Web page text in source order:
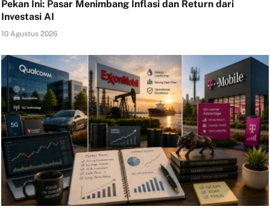
Pekan Ini: Pasar Menimbang Inflasi dan Return dari
Investasi AI
10 Agustus 2026